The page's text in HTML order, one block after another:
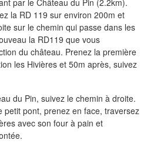
la RD 119 sur environ 200m et
sur le chemin qui passe dans les
la RD119 que vous
du château. Prenez la première
les Hivières et 50m après, suivez
du Pin, suivez le chemin à droite.
petit pont, prenez en face, traversez
avec son four à pain et